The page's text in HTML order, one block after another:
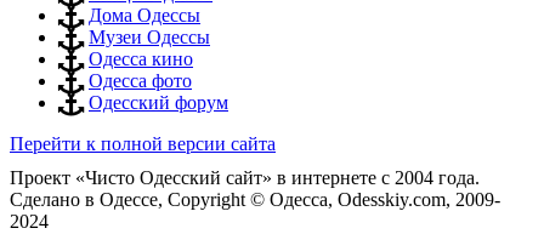
Дома Одессы
Музеи Одессы
Одесса кино
Одесса фото
Одесский форум
Перейти к полной версии сайта
Проект «Чисто Одесский сайт» в интернете с 2004 года.
Сделано в Одессе, Copyright © Одесса, Odesskiy.com, 2009-
2024